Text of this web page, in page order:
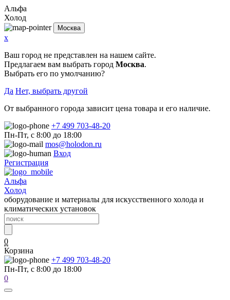
Альфа
Холод
Москва
x
Ваш город не представлен на нашем сайте.
Предлагаем вам выбрать город Москва.
Выбрать его по умолчанию?
Да Нет, выбрать другой
От выбранного города зависит цена товара и его наличие.
+7 499 703-48-20
Пн-Пт, с 8:00 до 18:00
mos@holodon.ru
Вход
Регистрация
Альфа
Холод
оборудование и материалы для искусственного холода и
климатических установок
0
Корзина
+7 499 703-48-20
Пн-Пт, с 8:00 до 18:00
0